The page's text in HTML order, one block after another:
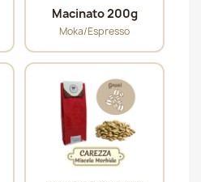
Macinato 200g
Moka/Espresso